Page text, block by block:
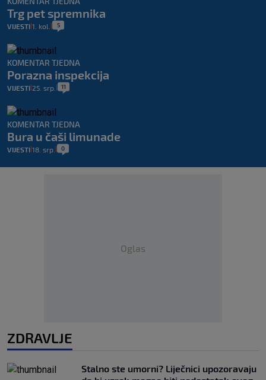
Trg pet spremnika
VIJESTI 1. kol. 5
KOMENTAR TJEDNA
Porazna inspekcija
VIJESTI 25. srp. 11
KOMENTAR TJEDNA
Bura u čaši limunade
VIJESTI 18. srp. 0
Oglas
ZDRAVLJE
Stalno ste umorni? Liječnici upozoravaju